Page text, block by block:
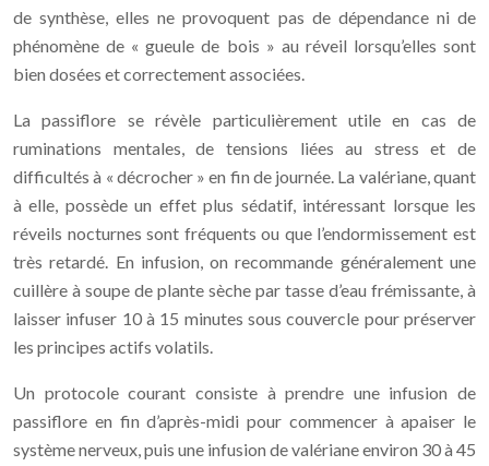
de synthèse, elles ne provoquent pas de dépendance ni de
phénomène de « gueule de bois » au réveil lorsqu’elles sont
bien dosées et correctement associées.
La passiflore se révèle particulièrement utile en cas de
ruminations mentales, de tensions liées au stress et de
difficultés à « décrocher » en fin de journée. La valériane, quant
à elle, possède un effet plus sédatif, intéressant lorsque les
réveils nocturnes sont fréquents ou que l’endormissement est
très retardé. En infusion, on recommande généralement une
cuillère à soupe de plante sèche par tasse d’eau frémissante, à
laisser infuser 10 à 15 minutes sous couvercle pour préserver
les principes actifs volatils.
Un protocole courant consiste à prendre une infusion de
passiflore en fin d’après-midi pour commencer à apaiser le
système nerveux, puis une infusion de valériane environ 30 à 45